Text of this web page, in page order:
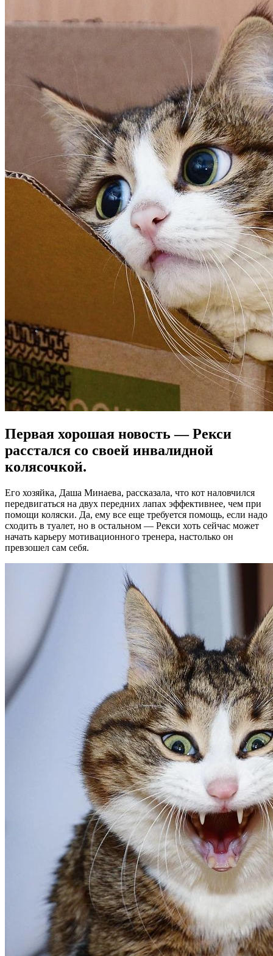
Первая хорошая новость — Рекси
расстался со своей инвалидной
колясочкой.
Его хозяйка, Даша Минаева, рассказала, что кот наловчился
передвигаться на двух передних лапах эффективнее, чем при
помощи коляски. Да, ему все еще требуется помощь, если надо
сходить в туалет, но в остальном — Рекси хоть сейчас может
начать карьеру мотивационного тренера, настолько он
превзошел сам себя.